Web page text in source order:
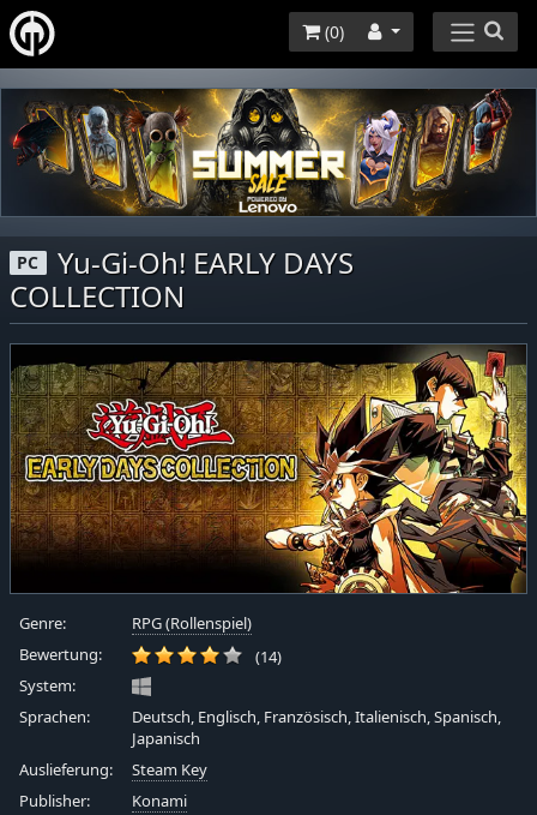
(0)
PC
Yu-Gi-Oh! EARLY DAYS
COLLECTION
Genre:
RPG (Rollenspiel)
Bewertung:
(14)
System:
Sprachen:
Deutsch, Englisch, Französisch, Italienisch, Spanisch,
Japanisch
Auslieferung:
Steam Key
Publisher:
Konami